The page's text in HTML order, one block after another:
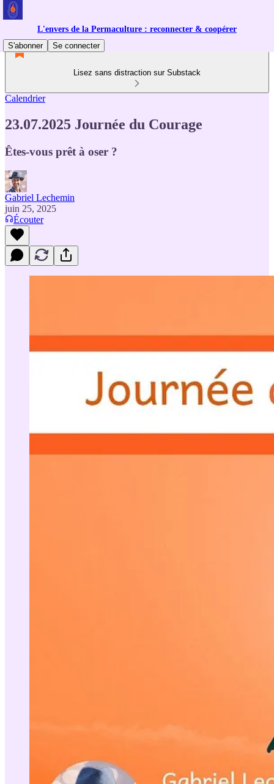
L'envers de la Permaculture : reconnecter & coopérer
S'abonner
Se connecter
Lisez sans distraction sur Substack
Calendrier
23.07.2025 Journée du Courage
Êtes-vous prêt à oser ?
Gabriel Lechemin
juin 25, 2025
Écouter